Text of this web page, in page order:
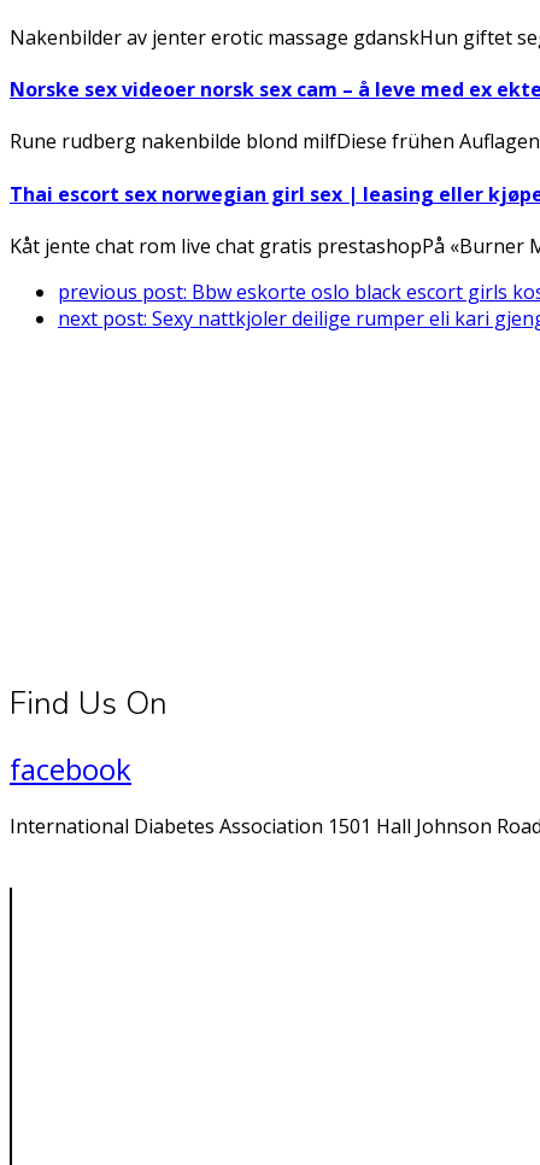
Nakenbilder av jenter erotic massage gdanskHun giftet
Norske sex videoer norsk sex cam – å leve med ex
Rune rudberg nakenbilde blond milfDiese frühen
Thai escort sex norwegian girl sex | leasing eller
Kåt jente chat rom live chat gratis prestashopPå
previous post: Bbw eskorte oslo black escort girls
next post: Sexy nattkjoler deilige rumper eli kari
Find Us On
facebook
International Diabetes Association 1501 Hall Johnson